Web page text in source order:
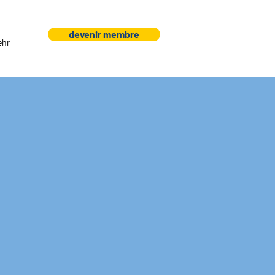
devenir membre